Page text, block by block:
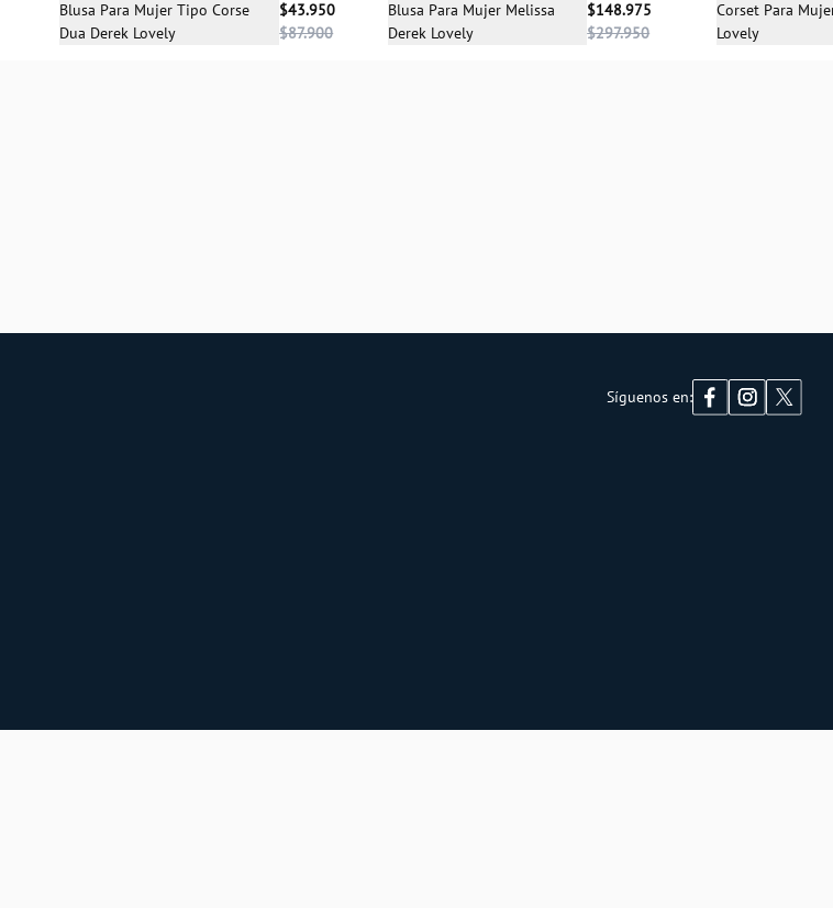
Selecciona una talla
Blusa Para Mujer Tipo Corse
Dua Derek Lovely
$43.950
$87.900
Selecciona una talla
Blusa Para Mujer Melissa
Derek Lovely
$148.975
$297.950
Corset Para
Lovely
Síguenos en: